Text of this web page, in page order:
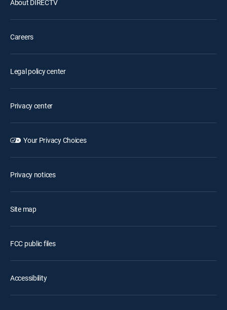
About DIRECTV
Careers
Legal policy center
Privacy center
Your Privacy Choices
Privacy notices
Site map
FCC public files
Accessibility